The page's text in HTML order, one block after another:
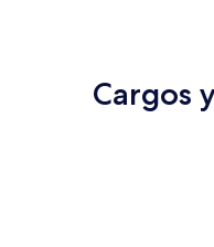
Cargos